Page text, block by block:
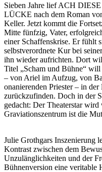
Sieben Jahre lief ACH
LÜCKE nach dem Roman
Keller. Jetzt kommt die
Mitte fünfzig, Vater,
einer Schaffenskrise. Er fühlt
selbstverordnete Kur bei
ihn wieder aufrichten. Dort
Titel „Scham und Bühne“ will
– von Ariel im Aufzug, von
onanierenden Priester – in
zurückzufinden. Doch in der
gedacht: Der Theaterstar
Graviationszentrum ist die
Julie Grothgars Inszenierung
Kontrast zwischen dem
Unzulänglichkeiten und der
Bühnenversion eine veritable